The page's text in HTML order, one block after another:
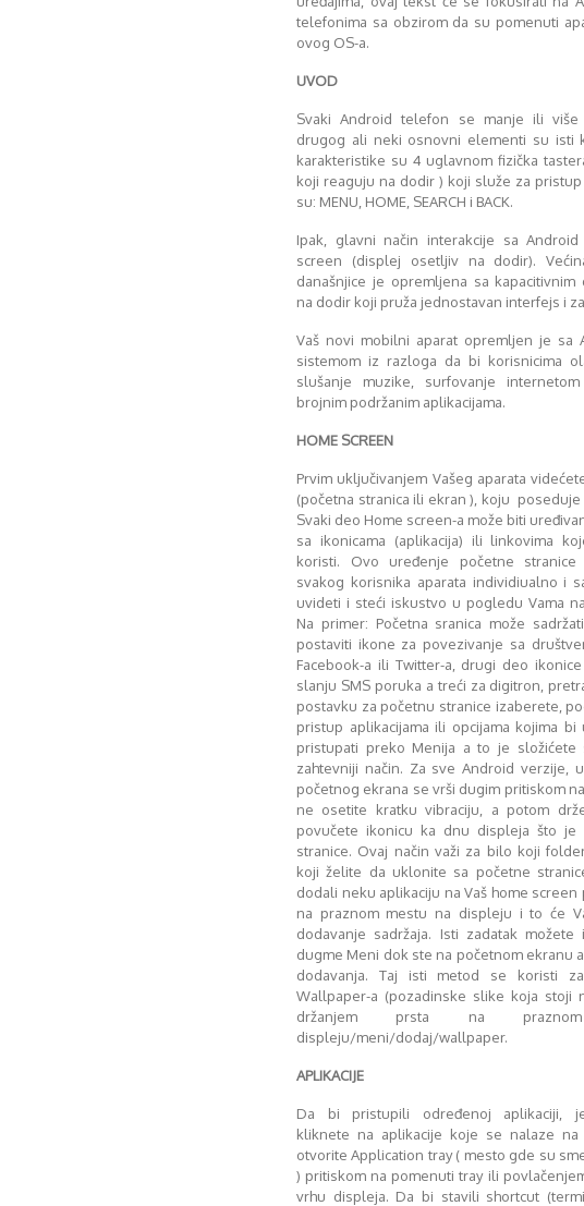
telefonima sa obzirom da su pomenuti
ovog OS-a.
UVOD
Svaki Android telefon se manje ili
drugog ali neki osnovni elementi su isti
karakteristike su 4 uglavnom fizička
koji reaguju na dodir ) koji služe za
su: MENU, HOME, SEARCH i BACK.
Ipak, glavni način interakcije sa
screen (displej osetljiv na dodir).
današnjice je opremljena sa
na dodir koji pruža jednostavan interfejs i
Vaš novi mobilni aparat opremljen je sa
sistemom iz razloga da bi korisnicima
slušanje muzike, surfovanje
brojnim podržanim aplikacijama.
HOME SCREEN
Prvim uključivanjem Vašeg aparata
(početna stranica ili ekran ), koju
Svaki deo Home screen-a može biti
sa ikonicama (aplikacija) ili linkovima
koristi. Ovo uređenje početne
svakog korisnika aparata individiualno i
uvideti i steći iskustvo u pogledu Vama
Na primer: Početna sranica može
postaviti ikone za povezivanje sa
Facebook-a ili Twitter-a, drugi deo
slanju SMS poruka a treći za digitron,
postavku za početnu stranice izaberete,
pristup aplikacijama ili opcijama kojima
pristupati preko Menija a to je složićete
zahtevniji način. Za sve Android verzije,
početnog ekrana se vrši dugim pritiskom
ne osetite kratku vibraciju, a potom
povučete ikonicu ka dnu displeja što je
stranice. Ovaj način važi za bilo koji
koji želite da uklonite sa početne
dodali neku aplikaciju na Vaš home
na praznom mestu na displeju i to će
dodavanje sadržaja. Isti zadatak
dugme Meni dok ste na početnom ekranu
dodavanja. Taj isti metod se koristi
Wallpaper-a (pozadinske slike koja stoji
držanjem prsta na
displeju/meni/dodaj/wallpaper.
APLIKACIJE
Da bi pristupili određenoj aplikaciji,
kliknete na aplikacije koje se nalaze
otvorite Application tray ( mesto gde su
) pritiskom na pomenuti tray ili
vrhu displeja. Da bi stavili shortcut